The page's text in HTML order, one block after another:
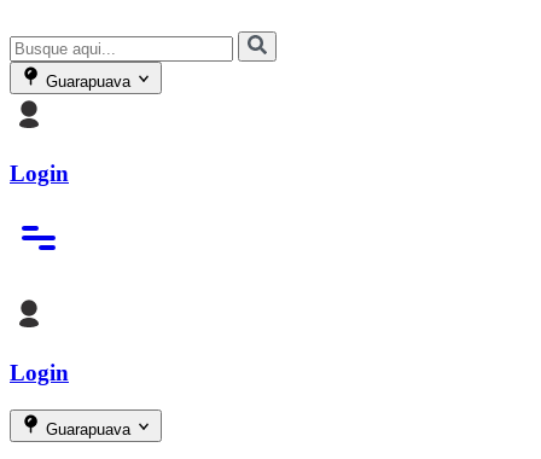
Guarapuava
Login
Login
Guarapuava